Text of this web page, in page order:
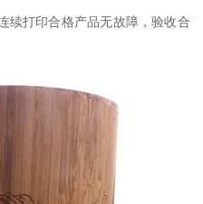
续打印合格产品无故障，验收合